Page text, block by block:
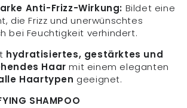
Anti-Frizz-Wirkung: Bildet eine
die Frizz und unerwünschtes
bei Feuchtigkeit verhindert.
hydratisiertes, gestärktes und
Haar mit einem eleganten
Haartypen geeignet.
SHAMPOO